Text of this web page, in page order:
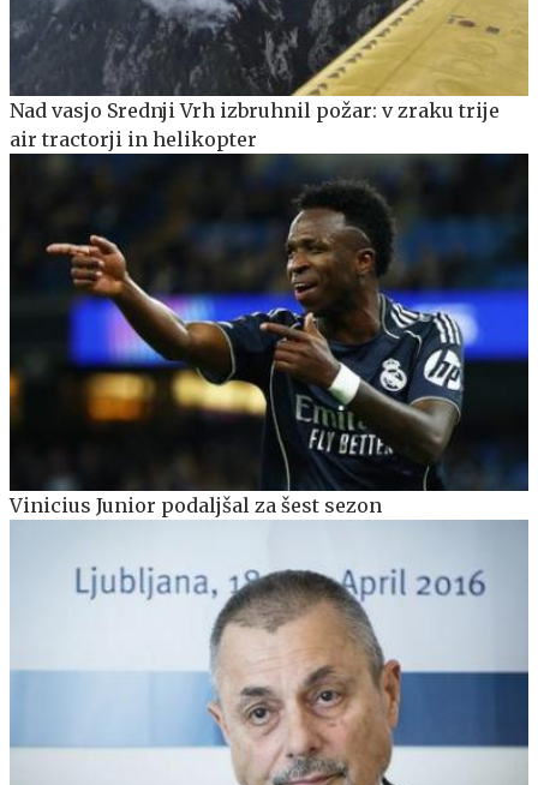
Nad vasjo Srednji Vrh izbruhnil požar: v zraku trije
air tractorji in helikopter
Vinicius Junior podaljšal za šest sezon